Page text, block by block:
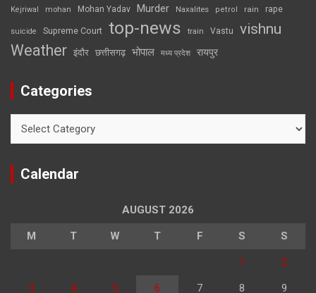
Kejriwal mohan Mohan Yadav Murder Naxalites petrol rain rape
suicide Supreme Court top-news train Vastu vishnu
Weather इंदौर छत्तीसगढ़ भोपाल मध्य प्रदेश रायपुर
Categories
Calendar
AUGUST 2026
M T W T F S S
1 2
3 4 5 6 7 8 9